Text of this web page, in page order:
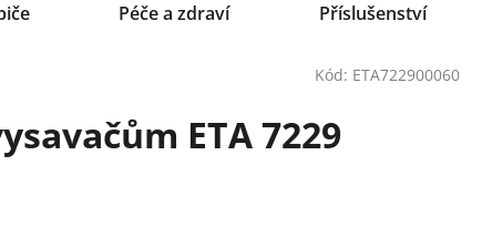
Péče a zdraví Příslušenství
Kód: ETA722900060
ETA 7229